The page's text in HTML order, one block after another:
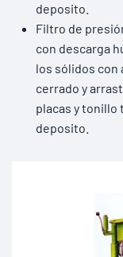
deposito.
Filtro de
con descarga
los sólidos con
cerrado y
placas y
deposito.